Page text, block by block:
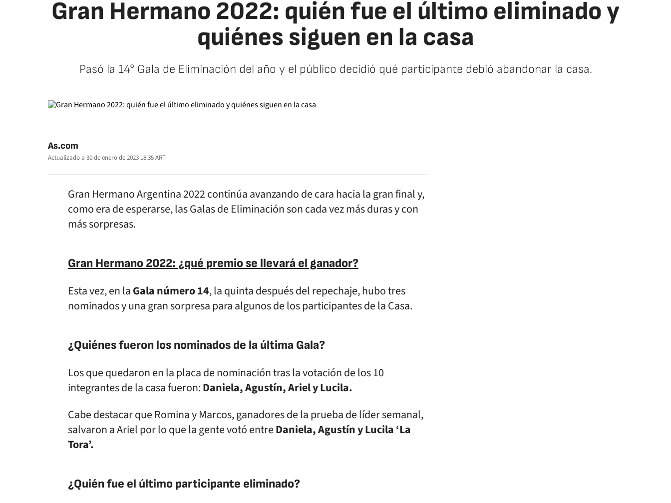
Gran Hermano 2022: quién fue el último eliminado y
quiénes siguen en la casa
Pasó la 14° Gala de Eliminación del año y el público decidió qué participante debió abandonar la casa.
As.com
Actualizado a 30 de enero de 2023 18:35ART
Gran Hermano Argentina 2022 continúa avanzando de cara hacia la gran final y,
como era de esperarse, las Galas de Eliminación son cada vez más duras y con
más sorpresas.
Gran Hermano 2022: ¿qué premio se llevará el ganador?
Esta vez, en laGala número 14, la quinta después del repechaje, hubo tres
nominados y una gran sorpresa para algunos de los participantes de la Casa.
¿Quiénes fueron los nominados de la última Gala?
Los que quedaron en la placa de nominación tras la votación de los 10
integrantes de la casa fueron:Daniela, Agustín, Ariel y Lucila.
Cabe destacar que Romina y Marcos, ganadores de la prueba de líder semanal,
salvaron a Ariel por lo que la gente votó entreDaniela, Agustín y Lucila ‘La
Tora’.
¿Quién fue el último participante eliminado?